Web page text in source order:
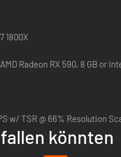
1800X
Radeon RX 590, 8 GB or
w/ TSR @ 66% Resolution
könnten